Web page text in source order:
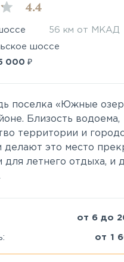
4.4
56 км от МКАД
шоссе
000 ₽
поселка «Южные
Близость водоема,
территории и
делают это место
летнего отдыха, и
от 6 до
от 1